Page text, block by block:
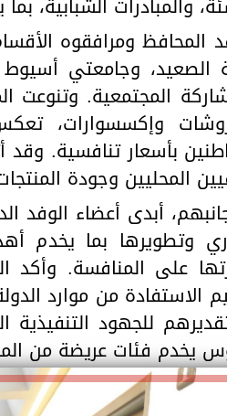
المحافظ ومرافقوه
الصعيد، وجامعتي
المجتمعية. وتنوعت
وإكسسوارات، تعكس
بأسعار تنافسية.
المحليين وجودة
أبدى أعضاء الوفد
وتطويرها بما يخدم
على المنافسة. وأكد
الاستفادة من موارد
للجهود
يخدم فئات عريضة من